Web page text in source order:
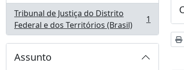
Tribunal de Justiça do Distrito
Federal e dos Territórios (Brasil)
, 1 resultados 1
Assunto